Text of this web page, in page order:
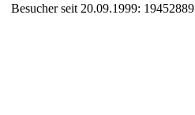
Besucher seit 20.09.1999: 19452889